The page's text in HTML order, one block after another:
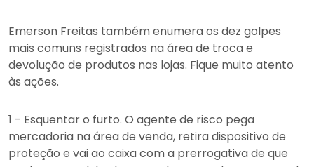
Emerson Freitas também enumera os dez golpes
mais comuns registrados na área de troca e
devolução de produtos nas lojas. Fique muito atento
às ações.
1 - Esquentar o furto. O agente de risco pega
mercadoria na área de venda, retira dispositivo de
proteção e vai ao caixa com a prerrogativa de que